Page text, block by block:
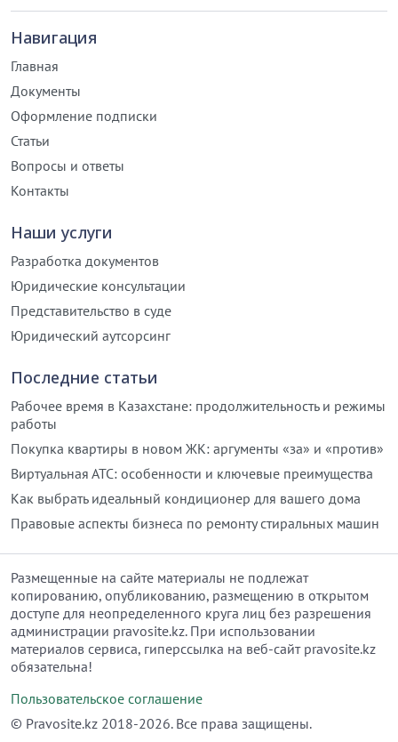
Навигация
Главная
Документы
Оформление подписки
Статьи
Вопросы и ответы
Контакты
Наши услуги
Разработка документов
Юридические консультации
Представительство в суде
Юридический аутсорсинг
Последние статьи
Рабочее время в Казахстане: продолжительность и режимы
работы
Покупка квартиры в новом ЖК: аргументы «за» и «против»
Виртуальная АТС: особенности и ключевые преимущества
Как выбрать идеальный кондиционер для вашего дома
Правовые аспекты бизнеса по ремонту стиральных машин
Размещенные на сайте материалы не подлежат
копированию, опубликованию, размещению в открытом
доступе для неопределенного круга лиц без разрешения
администрации pravosite.kz. При использовании
материалов сервиса, гиперссылка на веб-сайт pravosite.kz
обязательна!
Пользовательское соглашение
© Рravosite.kz 2018-2026. Все права защищены.